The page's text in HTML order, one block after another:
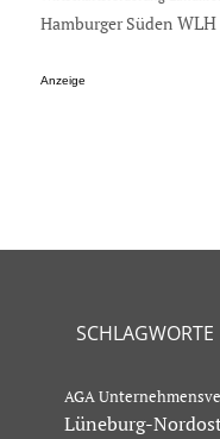
Hamburger Süden WLH
Anzeige
SCHLAGWORTE
AGA
Lüneburg-